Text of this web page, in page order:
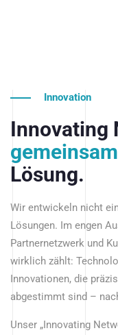
Innovation
Innovating
gemeinsam
Lösung.
Wir entwickeln nicht
Lösungen. Im engen
Partnernetzwerk und
wirklich zählt:
Innovationen, die
abgestimmt sind –
Unser „Innovating